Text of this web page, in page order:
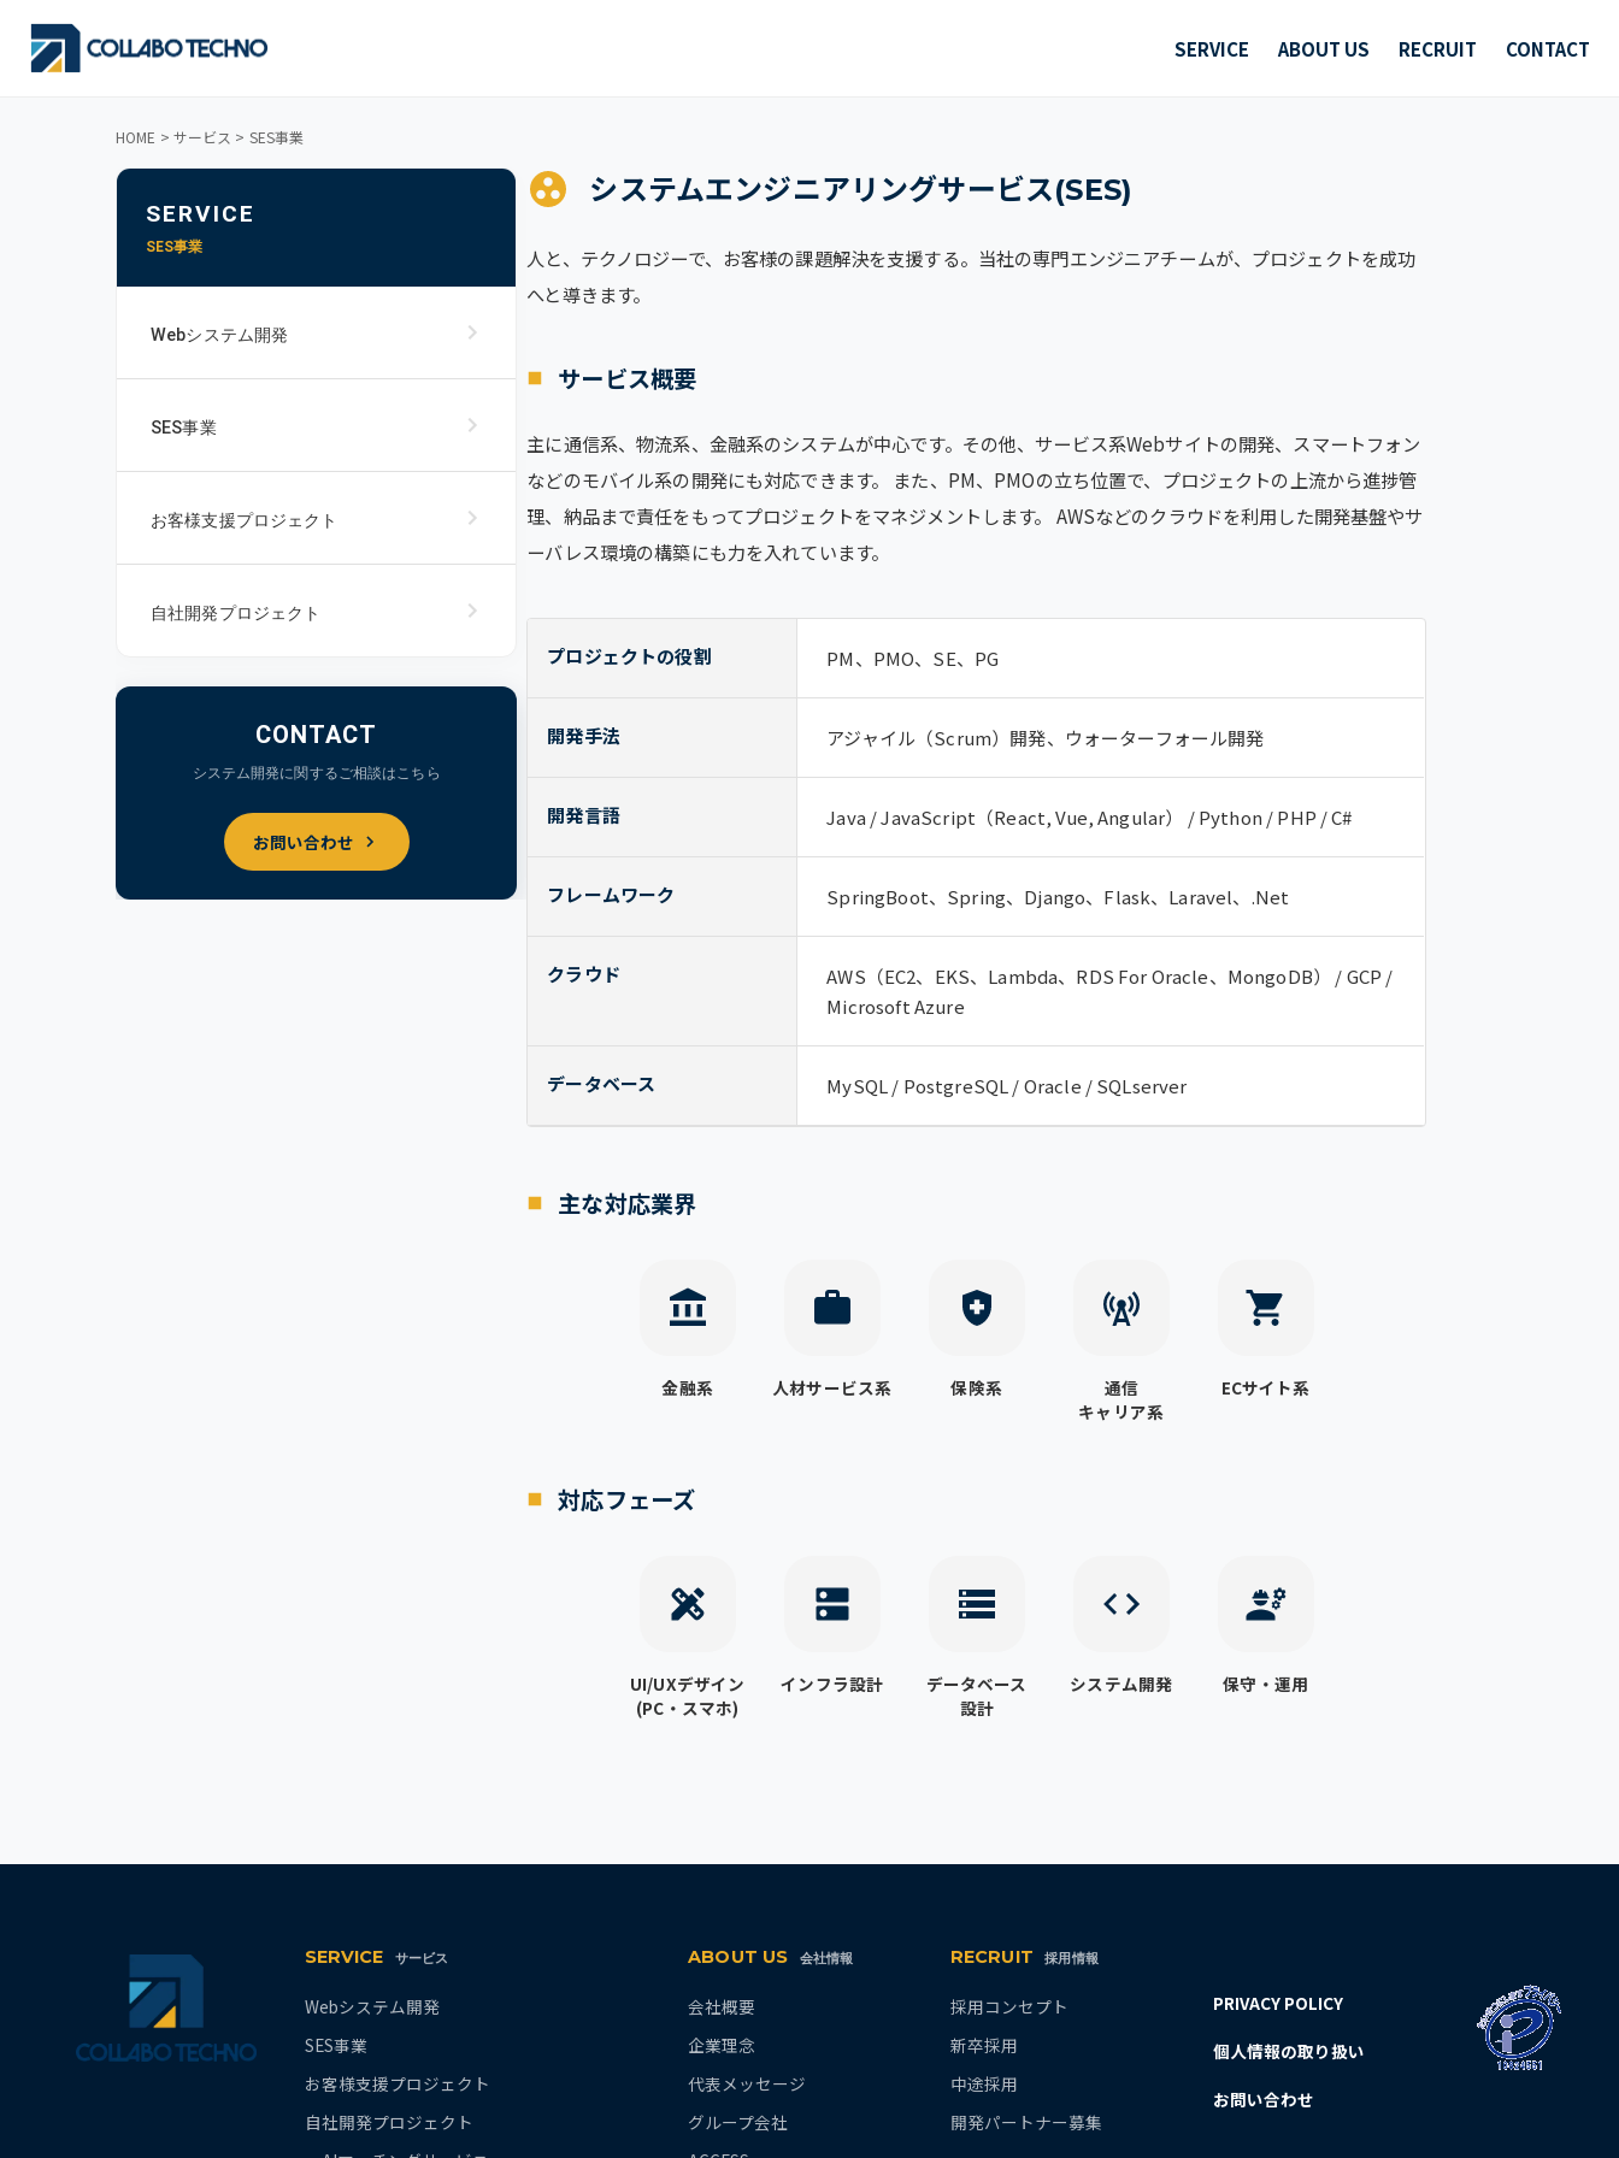
SERVICE ABOUT US RECRUIT CONTACT
HOME > サービス > SES事業
SERVICE
SES事業
Webシステム開発
SES事業
お客様支援プロジェクト
自社開発プロジェクト
CONTACT
システム開発に関するご相談はこちら
お問い合わせ
システムエンジニアリングサービス(SES)
人と、テクノロジーで、お客様の課題解決を支援する。当社の専門エンジニアチームが、プロジェクトを成功
へと導きます。
サービス概要
主に通信系、物流系、金融系のシステムが中心です。その他、サービス系Webサイトの開発、スマートフォン
などのモバイル系の開発にも対応できます。 また、PM、PMOの立ち位置で、プロジェクトの上流から進捗管
理、納品まで責任をもってプロジェクトをマネジメントします。 AWSなどのクラウドを利用した開発基盤やサ
ーバレス環境の構築にも力を入れています。
プロジェクトの役割 PM、PMO、SE、PG
開発手法 アジャイル（Scrum）開発、ウォーターフォール開発
開発言語 Java / JavaScript（React, Vue, Angular） / Python / PHP / C#
フレームワーク SpringBoot、Spring、Django、Flask、Laravel、.Net
クラウド
AWS（EC2、EKS、Lambda、RDS For Oracle、MongoDB） / GCP /
Microsoft Azure
データベース MySQL / PostgreSQL / Oracle / SQLserver
主な対応業界
金融系 人材サービス系 保険系
通信
キャリア系
ECサイト系
対応フェーズ
UI/UXデザイン
(PC・スマホ)
インフラ設計
データベース
設計
システム開発 保守・運用
SERVICE サービス
Webシステム開発
SES事業
お客様支援プロジェクト
自社開発プロジェクト
ABOUT US 会社情報
会社概要
企業理念
代表メッセージ
グループ会社
RECRUIT 採用情報
採用コンセプト
新卒採用
中途採用
開発パートナー募集
PRIVACY POLICY
個人情報の取り扱い
お問い合わせ